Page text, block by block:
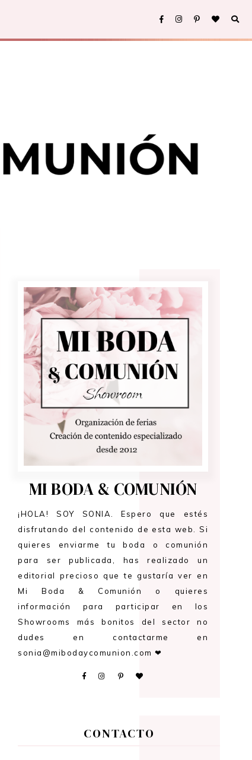
MI BODA & COMUNIÓN
¡HOLA! SOY SONIA. Espero que estés
disfrutando del contenido de esta web. Si
quieres enviarme tu boda o comunión
para ser publicada, has realizado un
editorial precioso que te gustaría ver en
Mi Boda & Comunión o quieres
información para participar en los
Showrooms más bonitos del sector no
dudes en contactarme en
sonia@mibodaycomunion.com ❤
CONTACTO